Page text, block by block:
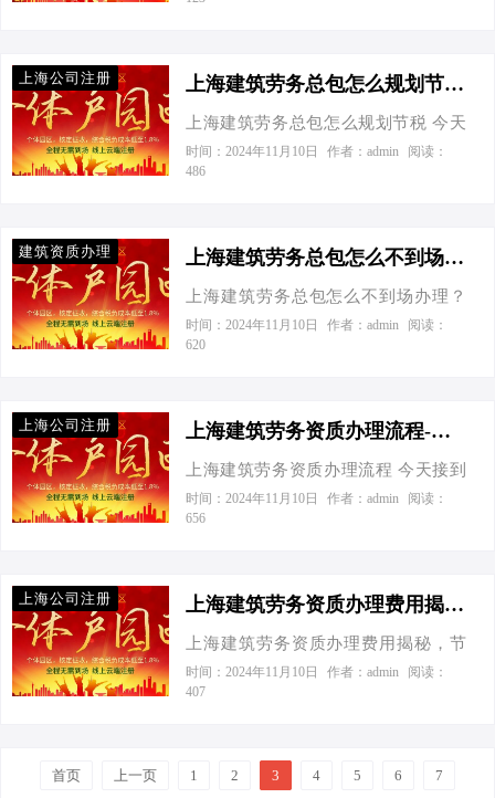
体工商户核定征收场景下： 嘿，个体
户们注意啦，你们可是享受着“轻装上
阵”的特权哦！不用缴纳企业所得税，
只需一点点个人所得税，大约不到2%
看官方数据怎么说。据统计，中国建
分是中小企业。这些企业在经营过程
中面临着各种税收问题，如何合理避
税目标呢？ 个体工商户核定征收与有
限公司的节税效果对比。假设一家公
司的净利润为500万元，如果选择个体
工商户核定征收方式，那么个人所得
需…
上海公司注册 上海建筑劳务总包怎么规划节税-上海建筑劳务总包怎么规划节税
上海建筑劳务总包怎么规划节税 今天
接到一个老板电话，他火急火燎地
说：“哎，听说上海那边建筑劳务总包
负？”我一听乐了，这不巧了么，咱们
森林里，给您的建筑劳务总包企业来
个“税务健身”，让您的企业轻装上阵，
负问题确实是块心病。企业所得税
25%，增值税6%到9%不等，还有各种
附加税费，林林总总加起来，利润空
间就像上海的雾霾天，看着都灰蒙蒙
工商户核定…
时间：2024年11月10日 作者：admin
阅读：
486
建筑资质办理 上海建筑劳务总包怎么不到场办理？-上海建筑劳务总包怎么不到场办理
上海建筑劳务总包怎么不到场办理？
今天接到一个老板电话，他说：“我在
上海有个建筑劳务总包公司，但是我
些节税优化的方法。 首先，我们来看
节税效果对比。假设你的公司净利润
为500万元，其中个体户没有企业所得
户核定可以更节税！ 那么，如何实现
纳税优化呢？有限公司可以通过业务
分拆、业务外包模式、化整为零等设
立销售中心个体工商户、采购中心个
时间：2024年11月10日 作者：admin
阅读：
620
上海公司注册 上海建筑劳务资质办理流程-上海建筑劳务资质办理流程
上海建筑劳务资质办理流程 今天接到
一个老板电话，张总的声音透过听筒
传来，带着几分急切：“老王啊，我这
不着。你也知道，咱们干这行，时间
复杂得很，我听说有的人折腾半年都
没戏，心里急啊！”我笑着安抚他：“张
第一步：前期准备——材料齐全，事
半功倍 先得提醒您，别小看这一步，
时间：2024年11月10日 作者：admin
阅读：
656
上海公司注册 上海建筑劳务资质办理费用揭秘，节税妙招助你省钱如流水！-上海建筑劳务资质办理费用
上海建筑劳务资质办理费用揭秘，节
税妙招助你省钱如流水！ 今天接到一
个老板电话，张总显得既兴奋又困
人头疼的是，即便咬咬牙办下来，后
时间：2024年11月10日 作者：admin
阅读：
407
首页 上一页 1 2 3 4 5 6 7